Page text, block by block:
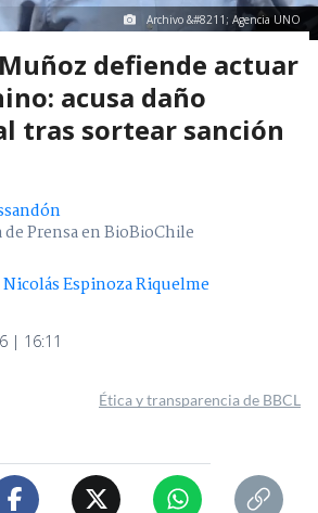
Archivo &#8211; Agencia UNO
defiende actuar
acusa daño
tras sortear sanción
Prensa en BioBioChile
Nicolás Espinoza Riquelme
| 16:11
Ética y transparencia de BBCL